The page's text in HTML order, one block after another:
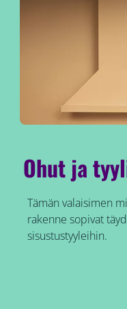
Ohut ja
Tämän valaisimen
rakenne sopivat
sisustustyyleihin.